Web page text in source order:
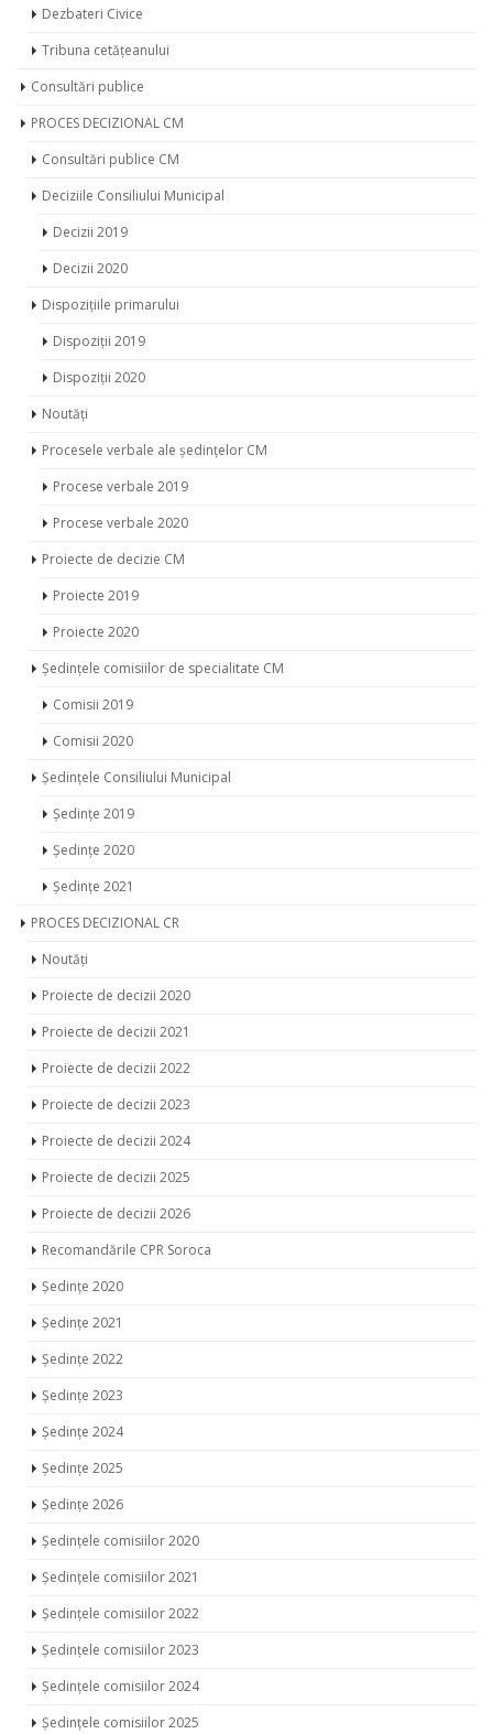
Dezbateri Civice
Tribuna cetățeanului
Consultări publice
PROCES DECIZIONAL CM
Consultări publice CM
Deciziile Consiliului Municipal
Decizii 2019
Decizii 2020
Dispozițiile primarului
Dispoziții 2019
Dispoziții 2020
Noutăți
Procesele verbale ale ședințelor CM
Procese verbale 2019
Procese verbale 2020
Proiecte de decizie CM
Proiecte 2019
Proiecte 2020
Ședințele comisiilor de specialitate CM
Comisii 2019
Comisii 2020
Ședințele Consiliului Municipal
Ședințe 2019
Ședințe 2020
Ședințe 2021
PROCES DECIZIONAL CR
Noutăți
Proiecte de decizii 2020
Proiecte de decizii 2021
Proiecte de decizii 2022
Proiecte de decizii 2023
Proiecte de decizii 2024
Proiecte de decizii 2025
Proiecte de decizii 2026
Recomandările CPR Soroca
Ședințe 2020
Ședințe 2021
Ședințe 2022
Ședințe 2023
Ședințe 2024
Ședințe 2025
Ședințe 2026
Ședințele comisiilor 2020
Ședințele comisiilor 2021
Ședințele comisiilor 2022
Ședințele comisiilor 2023
Ședințele comisiilor 2024
Ședințele comisiilor 2025